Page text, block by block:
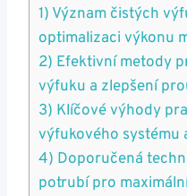
1) Význam čistých
optimalizaci výkonu
2) Efektivní‌ metody
výfuku a zlepšení
3) Klíčové výhody
výfukového⁤ systému‌
4) Doporučená
potrubí pro